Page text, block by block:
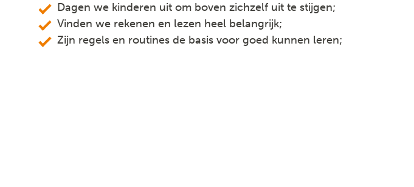
Dagen we kinderen uit om boven zichzelf uit te stijgen;
Vinden we rekenen en lezen heel belangrijk;
Zijn regels en routines de basis voor goed kunnen leren;